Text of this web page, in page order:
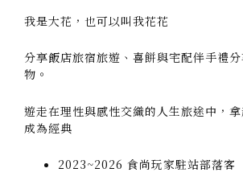
我是大花，也可以叫我花花
分享飯店旅宿旅遊、喜餅與宅配伴手禮
物。
遊走在理性與感性交織的人生旅途中，
成為經典
2023~2026 食尚玩家駐站部落客